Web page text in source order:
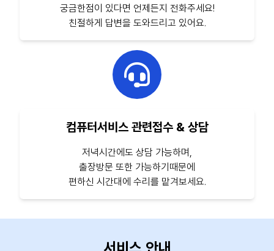
궁금한점이 있다면 언제든지 전화주세요!
친절하게 답변을 도와드리고 있어요.
컴퓨터서비스 관련접수 & 상담
저녁시간에도 상담 가능하며,
출장방문 또한 가능하기때문에
편하신 시간대에 수리를 맡겨보세요.